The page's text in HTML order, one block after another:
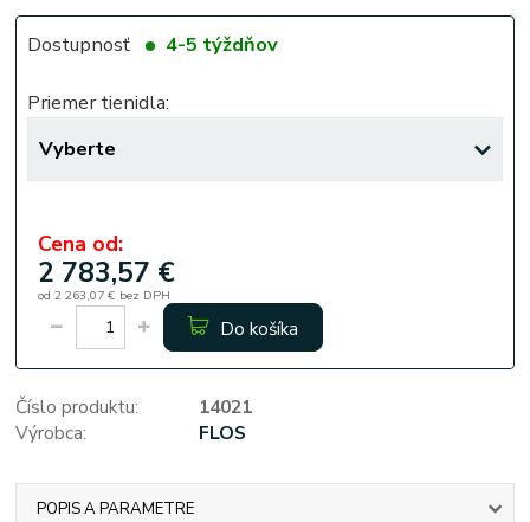
Dostupnosť 4-5 týždňov
Priemer tienidla:
Cena od:
2 783,57 €
od 2 263,07 € bez DPH
Do košíka
Číslo produktu:
14021
Výrobca:
FLOS
POPIS A PARAMETRE